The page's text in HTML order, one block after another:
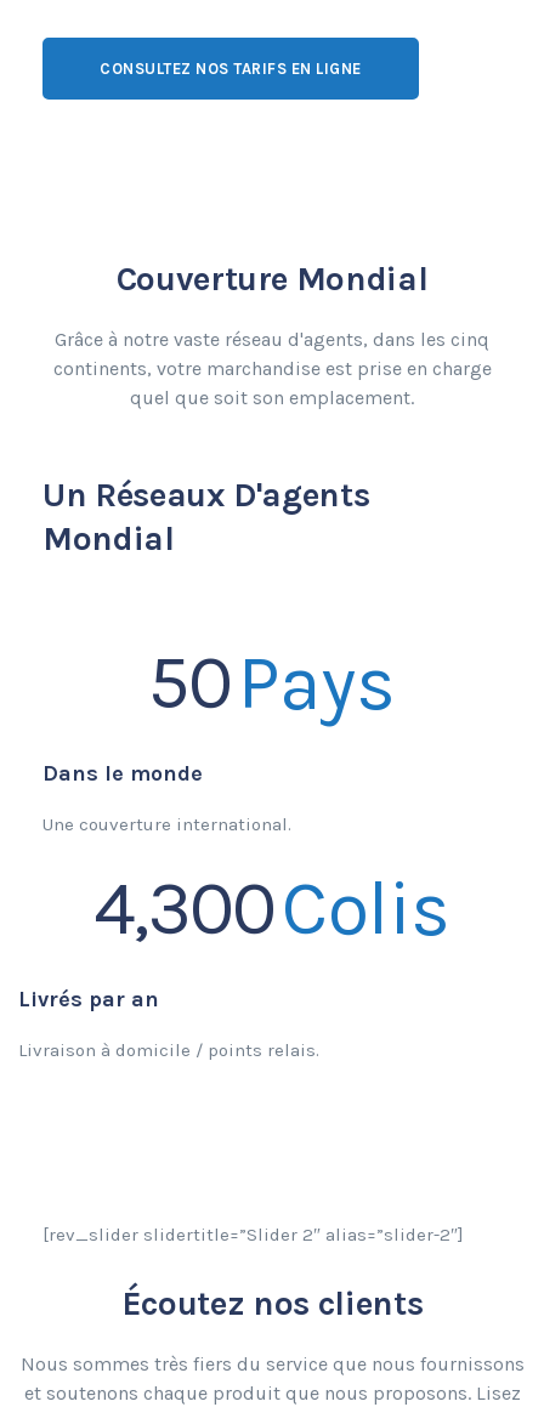
CONSULTEZ NOS TARIFS EN LIGNE
Couverture Mondial
Grâce à notre vaste réseau d'agents, dans les cinq
continents, votre marchandise est prise en charge
quel que soit son emplacement.
Un Réseaux D'agents
Mondial
50Pays
Dans le monde
Une couverture international.
4,300Colis
Livrés par an
Livraison à domicile / points relais.
[rev_slider slidertitle=”Slider 2″ alias=”slider-2″]
Écoutez nos clients
Nous sommes très fiers du service que nous fournissons
et soutenons chaque produit que nous proposons. Lisez